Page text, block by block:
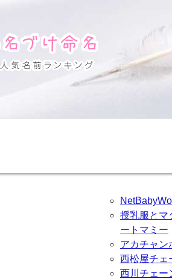
授乳服とマ
ートマミー
アカチャン
西松屋チェ
西川チェー